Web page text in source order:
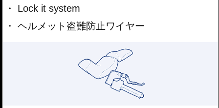
Lock it system
ヘルメット盗難防止ワイヤー